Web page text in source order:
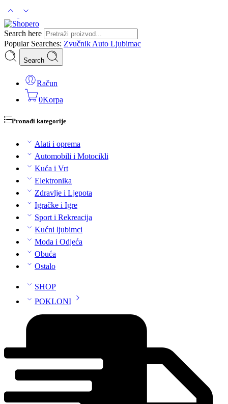
Search here
Popular Searches: Zvučnik Auto Ljubimac
Search
Račun
0Korpa
Pronađi kategorije
Alati i oprema
Automobili i Motocikli
Kuća i Vrt
Elektronika
Zdravlje i Ljepota
Igračke i Igre
Sport i Rekreacija
Kućni ljubimci
Moda i Odjeća
Obuća
Ostalo
SHOP
POKLONI